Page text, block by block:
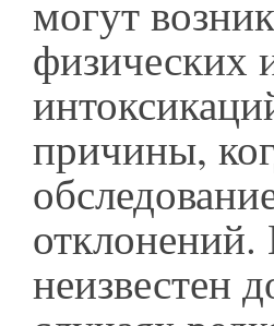
могут
физических
причины,
отклонений.
неизвестен